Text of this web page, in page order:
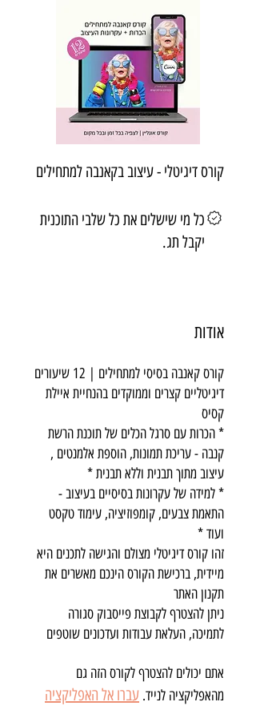
קורס דיגיטלי - עיצוב בקאנבה למתחילים
כל מי שישלים את כל שלבי התוכנית
יקבל תג.
אודות
קורס קאנבה בסיסי למתחילים | 12 שיעורים
דיגיטליים קצרים וממוקדים בהנחיית איילת
* הכרות עם סרגל הכלים של תוכנת הרשת
קנבה - עריכת תמונות, הוספת אלמנטים ,
* למידה של עקרונות בסיסיים בעיצוב -
התאמת צבעים, קומפוזיציה, עימוד טקסט
זהו קורס דיגיטלי מצולם והגישה לתכנים היא
מיידית, ברכישת הקורס הינכם מאשרים את
ניתן להצטרף לקבוצת פייסבוק סגורה
לתמיכה, העלאת עבודות ועדכונים שוטפים
אתם יכולים להצטרף לקורס הזה גם
מהאפליקציה לנייד. עברו אל האפליקציה